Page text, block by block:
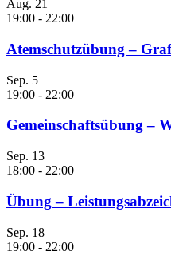
Aug. 21
19:00 - 22:00
Atemschutzübung –
Sep. 5
19:00 - 22:00
Gemeinschaftsübung –
Sep. 13
18:00 - 22:00
Übung –
Sep. 18
19:00 - 22:00